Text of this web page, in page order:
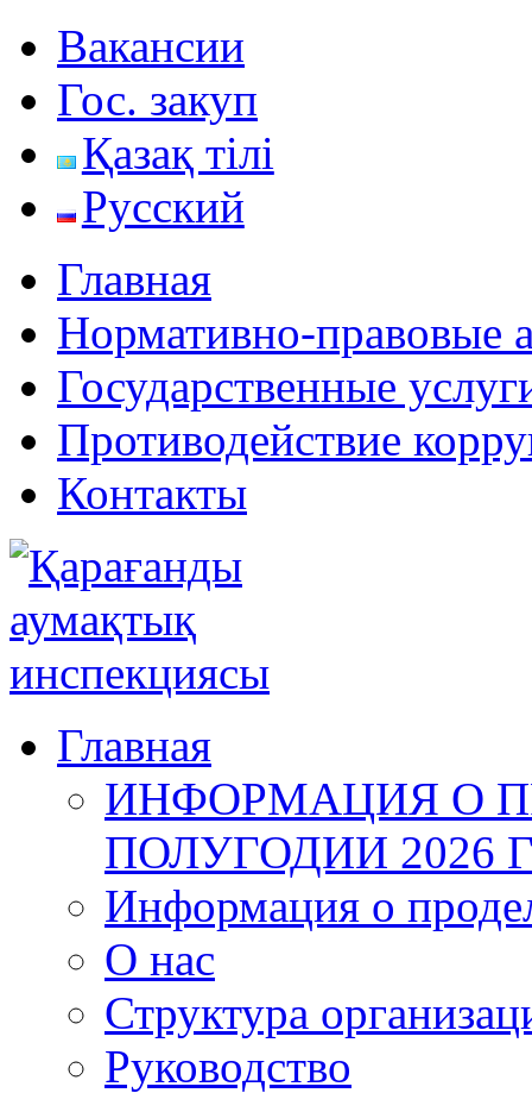
Вакансии
Гос. закуп
Қазақ тілі
Русский
Главная
Нормативно-правовые
Государственные
Противодействие
Контакты
Главная
ИНФОРМАЦИЯ О
ПОЛУГОДИИ 2026
Информация о
О нас
Структура
Руководство